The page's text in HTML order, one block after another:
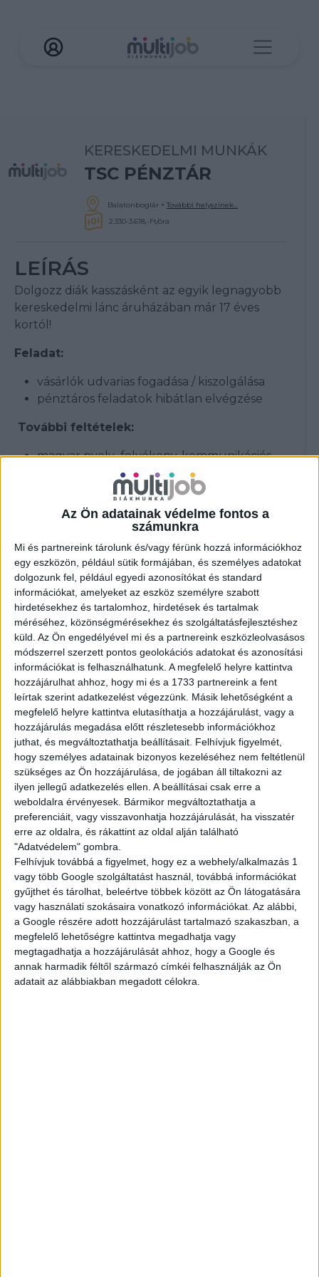
Az Ön adatainak védelme fontos a
számunkra
Mi és partnereink tárolunk és/vagy férünk hozzá információkhoz
egy eszközön, például sütik formájában, és személyes adatokat
dolgozunk fel, például egyedi azonosítókat és standard
információkat, amelyeket az eszköz személyre szabott
hirdetésekhez és tartalomhoz, hirdetések és tartalmak
méréséhez, közönségmérésekhez és szolgáltatásfejlesztéshez
küld. Az Ön engedélyével mi és a partnereink eszközleolvasásos
módszerrel szerzett pontos geolokációs adatokat és azonosítási
információkat is felhasználhatunk. A megfelelő helyre kattintva
hozzájárulhat ahhoz, hogy mi és a 1733 partnereink a fent
leírtak szerint adatkezelést végezzünk. Másik lehetőségként a
megfelelő helyre kattintva elutasíthatja a hozzájárulást, vagy a
hozzájárulás megadása előtt részletesebb információkhoz
juthat, és megváltoztathatja beállításait. Felhívjuk figyelmét,
hogy személyes adatainak bizonyos kezeléséhez nem feltétlenül
szükséges az Ön hozzájárulása, de jogában áll tiltakozni az
ilyen jellegű adatkezelés ellen. A beállításai csak erre a
weboldalra érvényesek. Bármikor megváltoztathatja a
preferenciáit, vagy visszavonhatja hozzájárulását, ha visszatér
erre az oldalra, és rákattint az oldal alján található
"Adatvédelem" gombra.
Felhívjuk továbbá a figyelmet, hogy ez a webhely/alkalmazás 1
vagy több Google szolgáltatást használ, továbbá információkat
gyűjthet és tárolhat, beleértve többek között az Ön látogatására
vagy használati szokásaira vonatkozó információkat. Az alábbi,
a Google részére adott hozzájárulást tartalmazó szakaszban, a
megfelelő lehetőségre kattintva megadhatja vagy
megtagadhatja a hozzájárulását ahhoz, hogy a Google és
annak harmadik féltől származó címkéi felhasználják az Ön
adatait az alábbiakban megadott célokra.
KERESKEDELMI MUNKÁK
TSC PÉNZTÁR
Balatonboglár + További helyszínek...
2.330-3.618,-Ft/óra
LEÍRÁS
Dolgozz diák kasszásként az egyik legnagyobb
kereskedelmi lánc áruházában már 17 éves
kortól!
Feladat:
vásárlók udvarias fogadása / kiszolgálása
pénztáros feladatok hibátlan elvégzése
További feltételek:
magyar nyelv folyékony, kommunikációs
gyors és precíz munkavégzés
vásárlócentrikus hozzáállás
min. korhatár: 17 év
Tapasztalat nem szükséges, minden
esetben betanulási lehetőséget biztosítunk!
JELENTKEZÉS
KÉRDÉSED VAN?
KERESD
KOLLÉGÁNKAT!
BARTAL DANIELLA
bartal.daniella@multijob.hu
06-20-413-7611
TOVÁBBI
HELYSZÍNEK